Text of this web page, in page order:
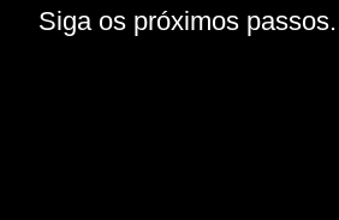
Siga os próximos